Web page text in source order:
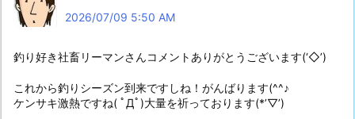
2026/07/09 5:50 AM
釣り好き社畜リーマンさんコメントありがとうございます(‘◇’)ゞ
これから釣りシーズン到来ですしね！がんばります(^^♪
ケンサキ激熱ですね( ﾟДﾟ)大量を祈っております(*’▽’)